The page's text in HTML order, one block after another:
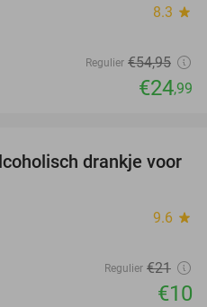
8.3 star
Regulier €54,95
€24,99
52%
drankje voor
9.6 star
Regulier €21
€10